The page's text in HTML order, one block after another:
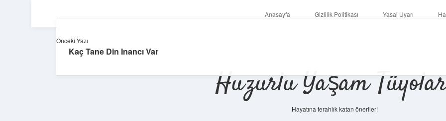
Anasayfa Gizlilik Politikası Yasal Uyarı
Huzurlu Yaşam
Hayatına ferahlık katan öneriler!
Önceki Yazı
Kaç Tane Din Inancı Var